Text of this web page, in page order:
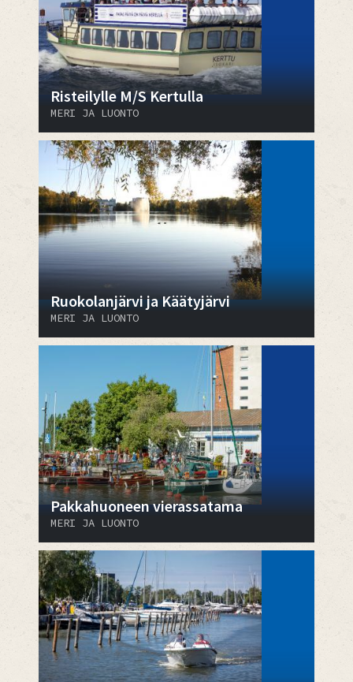
Risteilylle M/S Kertulla
MERI JA LUONTO
Ruokolanjärvi ja Käätyjärvi
MERI JA LUONTO
Pakkahuoneen vierassatama
MERI JA LUONTO